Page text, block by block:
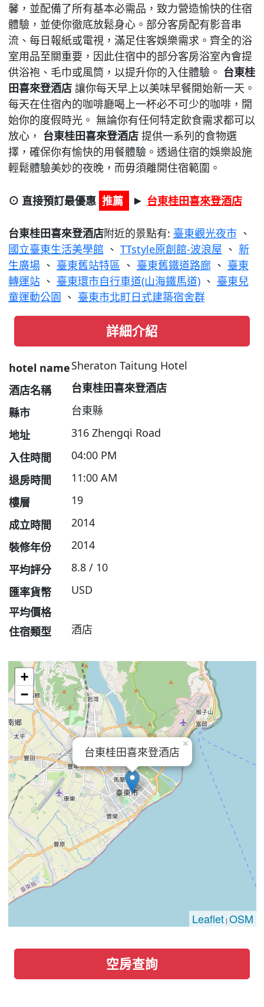
馨，並配備了所有基本必需品，致力營造愉快的住宿
體驗，並使你徹底放鬆身心。部分客房配有影音串
流、每日報紙或電視，滿足住客娛樂需求。齊全的浴
室用品至關重要，因此住宿中的部分客房浴室內會提
供浴袍、毛巾或風筒，以提升你的入住體驗。 台東桂
田喜來登酒店讓你每天早上以美味早餐開始新一天。
每天在住宿內的咖啡廳喝上一杯必不可少的咖啡，開
始你的度假時光。 無論你有任何特定飲食需求都可以
放心， 台東桂田喜來登酒店提供一系列的食物選
擇，確保你有愉快的用餐體驗。透過住宿的娛樂設施
輕鬆體驗美妙的夜晚，而毋須離開住宿範圍。
⊙ 直接預訂最優惠 推薦 ► 台東桂田喜來登酒店
台東桂田喜來登酒店附近的景點有: 臺東觀光夜市、
國立臺東生活美學館 、 TTstyle原創館-波浪屋 、 新
生廣場、 臺東舊站特區 、 臺東舊鐵道路廊、 臺東
轉運站、 臺東環市自行車道(山海鐵馬道)、 臺東兒
童運動公園 、 臺東市北町日式建築宿舍群
詳細介紹
hotel nameSheraton Taitung Hotel
酒店名稱
台東桂田喜來登酒店
縣市
台東縣
地址
316 Zhengqi Road
入住時間
04:00 PM
退房時間
11:00 AM
樓層
19
成立時間
2014
裝修年份
2014
平均評分
8.8 / 10
匯率貨幣
USD
平均價格
住宿類型
酒店
台東桂田喜來登酒店
×
+
−
Leaflet| OSM
空房查詢